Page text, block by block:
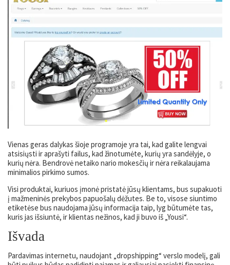
Vienas geras dalykas šioje programoje yra tai, kad galite lengvai
atsisiųsti ir aprašyti failus, kad žinotumėte, kurių yra sandėlyje, o
kurių nėra. Bendrovė netaiko nario mokesčių ir nėra reikalaujama
minimalios pirkimo sumos.
Visi produktai, kuriuos įmonė pristatė jūsų klientams, bus supakuoti
į mažmeninės prekybos papuošalų dėžutes. Be to, visose siuntimo
etiketėse bus naudojama jūsų informacija taip, lyg būtumėte tas,
kuris jas išsiuntė, ir klientas nežinos, kad ji buvo iš „Yousi“.
Išvada
Pardavimas internetu, naudojant „dropshipping“ verslo modelį, gali